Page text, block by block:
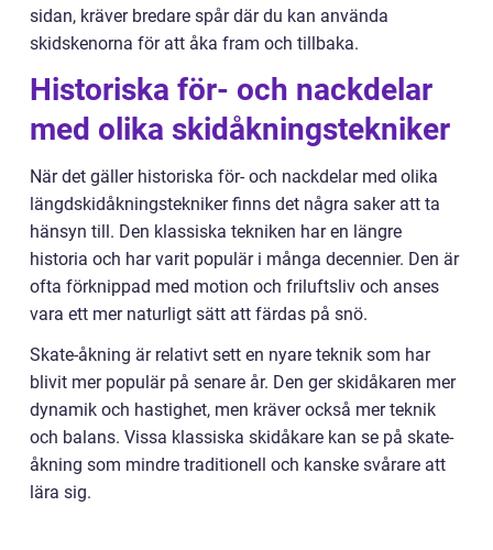
sidan, kräver bredare spår där du kan använda
skidskenorna för att åka fram och tillbaka.
Historiska för- och nackdelar
med olika skidåkningstekniker
När det gäller historiska för- och nackdelar med olika
längdskidåkningstekniker finns det några saker att ta
hänsyn till. Den klassiska tekniken har en längre
historia och har varit populär i många decennier. Den är
ofta förknippad med motion och friluftsliv och anses
vara ett mer naturligt sätt att färdas på snö.
Skate-åkning är relativt sett en nyare teknik som har
blivit mer populär på senare år. Den ger skidåkaren mer
dynamik och hastighet, men kräver också mer teknik
och balans. Vissa klassiska skidåkare kan se på skate-
åkning som mindre traditionell och kanske svårare att
lära sig.